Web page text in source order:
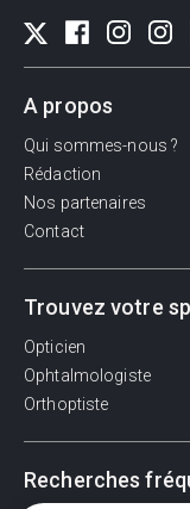
A propos
Qui sommes-nous ?
Rédaction
Nos partenaires
Contact
Trouvez votre
Opticien
Ophtalmologiste
Orthoptiste
Recherches